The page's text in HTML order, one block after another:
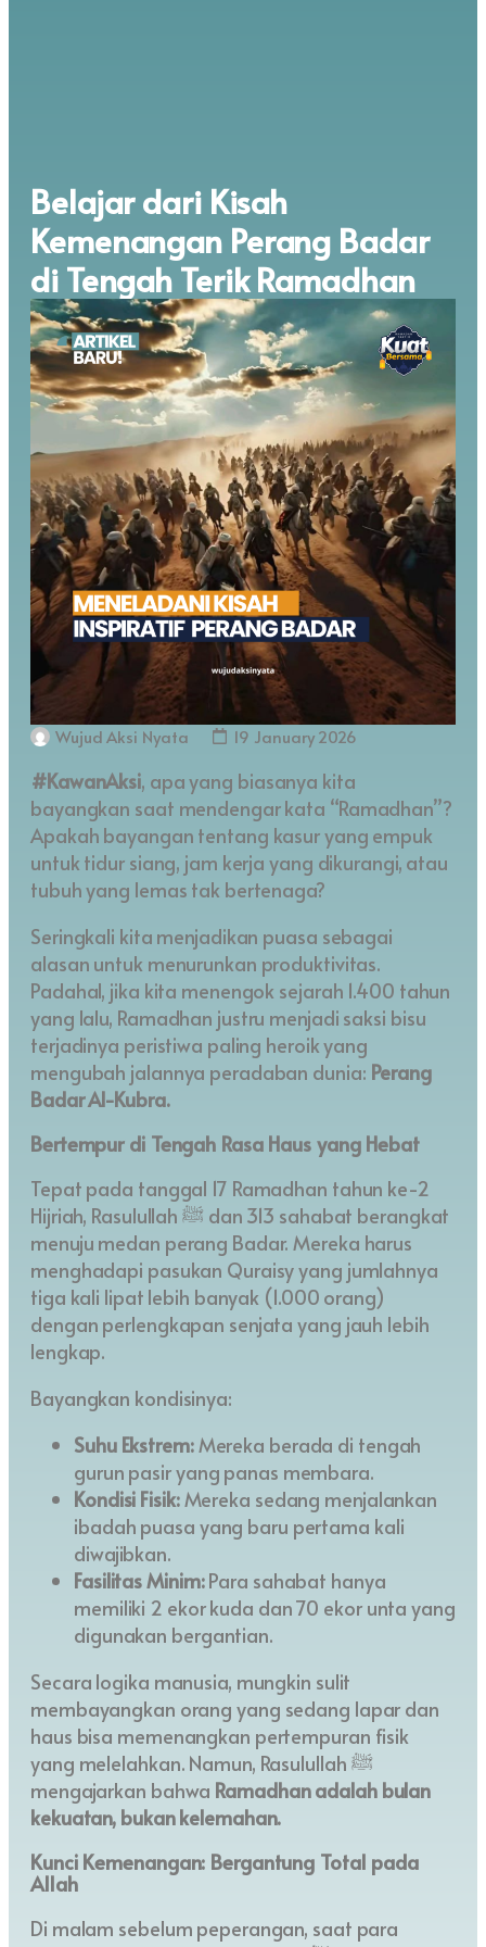
Belajar dari Kisah
Kemenangan Perang Badar
di Tengah Terik Ramadhan
Wujud Aksi Nyata 19 January 2026
#KawanAksi, apa yang biasanya kita
bayangkan saat mendengar kata “Ramadhan”?
Apakah bayangan tentang kasur yang empuk
untuk tidur siang, jam kerja yang dikurangi, atau
tubuh yang lemas tak bertenaga?
Seringkali kita menjadikan puasa sebagai
alasan untuk menurunkan produktivitas.
Padahal, jika kita menengok sejarah 1.400 tahun
yang lalu, Ramadhan justru menjadi saksi bisu
terjadinya peristiwa paling heroik yang
mengubah jalannya peradaban dunia: Perang
Badar Al-Kubra.
Bertempur di Tengah Rasa Haus yang Hebat
Tepat pada tanggal 17 Ramadhan tahun ke-2
Hijriah, Rasulullah ﷺ dan 313 sahabat berangkat
menuju medan perang Badar. Mereka harus
menghadapi pasukan Quraisy yang jumlahnya
tiga kali lipat lebih banyak (1.000 orang)
dengan perlengkapan senjata yang jauh lebih
lengkap.
Bayangkan kondisinya:
Suhu Ekstrem:Mereka berada di tengah
gurun pasir yang panas membara.
Kondisi Fisik:Mereka sedang menjalankan
ibadah puasa yang baru pertama kali
diwajibkan.
Fasilitas Minim:Para sahabat hanya
memiliki 2 ekor kuda dan 70 ekor unta yang
digunakan bergantian.
Secara logika manusia, mungkin sulit
membayangkan orang yang sedang lapar dan
haus bisa memenangkan pertempuran fisik
yang melelahkan. Namun, Rasulullah ﷺ
mengajarkan bahwa Ramadhan adalah bulan
kekuatan, bukan kelemahan.
Kunci Kemenangan: Bergantung Total pada
Allah
Di malam sebelum peperangan, saat para